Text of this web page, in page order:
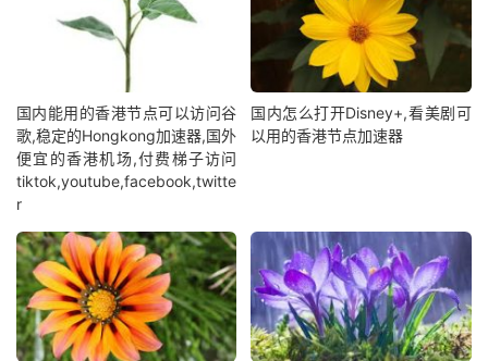
国内能用的香港节点可以访问谷
歌,稳定的Hongkong加速器,国外
便宜的香港机场,付费梯子访问
tiktok,youtube,facebook,twitte
r
国内怎么打开Disney+,看美剧可
以用的香港节点加速器